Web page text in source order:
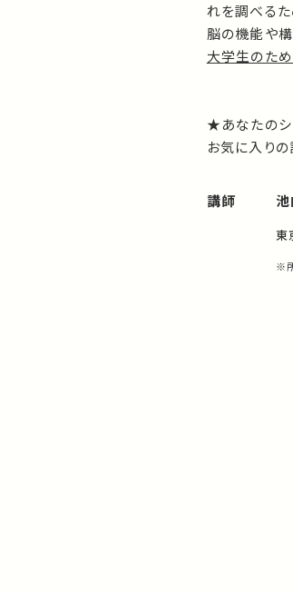
れを調べるた
脳の機能や
大学生のた
★あなたのシ
お気に入り
講師
東
※